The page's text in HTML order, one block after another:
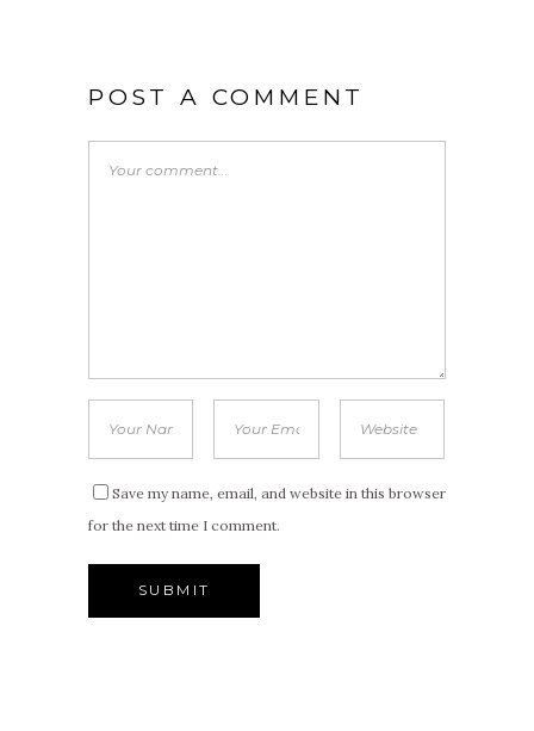
POST A COMMENT
Save my name, email, and website in this browser
for the next time I comment.